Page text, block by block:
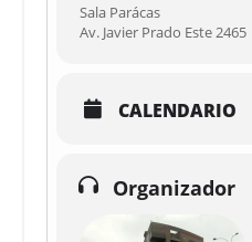
Sala Parácas
Av. Javier Prado Este 2465
CALENDARIO
Organizador